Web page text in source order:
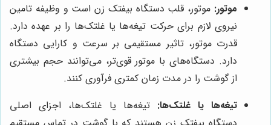
موتور: موتور، قلب دستگاه بیفتک زن است و وظیفه تامین
نیروی لازم برای حرکت تیغه‌ها یا غلتک‌ها را بر عهده دارد.
قدرت موتور، تاثیر مستقیمی بر سرعت و کارایی دستگاه
دارد. دستگاه‌های با موتور قوی‌تر، می‌توانند حجم بیشتری
از گوشت را در مدت زمان کمتری فرآوری کنند.
تیغه‌ها یا غلتک‌ها: تیغه‌ها یا غلتک‌ها، اجزای اصلی